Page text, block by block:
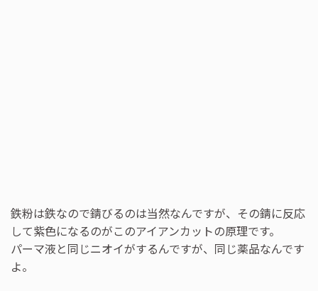
鉄粉は鉄なので錆びるのは当然なんですが、その錆に反応
して紫色になるのがこのアイアンカットの原理です。
パーマ液と同じニオイがするんですが、同じ薬品なんです
よ。